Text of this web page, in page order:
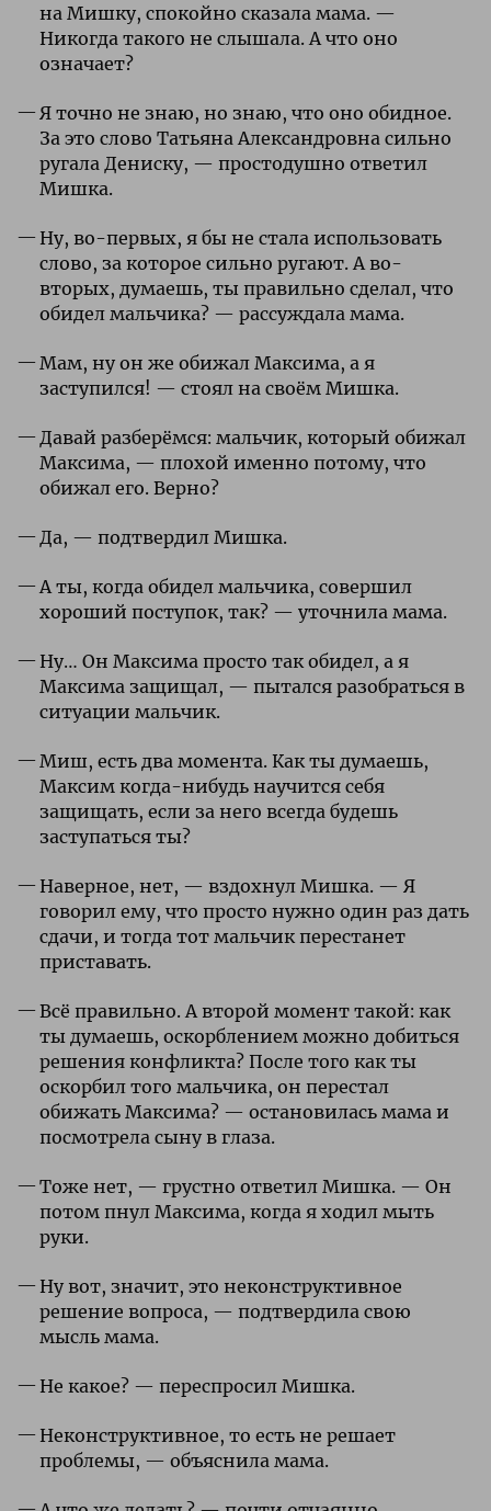
на Мишку, спокойно сказала мама. —
Никогда такого не слышала. А что оно
означает?
Я точно не знаю, но знаю, что оно обидное.
За это слово Татьяна Александровна сильно
ругала Дениску, — простодушно ответил
Мишка.
Ну, во-первых, я бы не стала использовать
слово, за которое сильно ругают. А во-
вторых, думаешь, ты правильно сделал, что
обидел мальчика? — рассуждала мама.
Мам, ну он же обижал Максима, а я
заступился! — стоял на своём Мишка.
Давай разберёмся: мальчик, который обижал
Максима, — плохой именно потому, что
обижал его. Верно?
Да, — подтвердил Мишка.
А ты, когда обидел мальчика, совершил
хороший поступок, так? — уточнила мама.
Ну… Он Максима просто так обидел, а я
Максима защищал, — пытался разобраться в
ситуации мальчик.
Миш, есть два момента. Как ты думаешь,
Максим когда-нибудь научится себя
защищать, если за него всегда будешь
заступаться ты?
Наверное, нет, — вздохнул Мишка. — Я
говорил ему, что просто нужно один раз дать
сдачи, и тогда тот мальчик перестанет
приставать.
Всё правильно. А второй момент такой: как
ты думаешь, оскорблением можно добиться
решения конфликта? После того как ты
оскорбил того мальчика, он перестал
обижать Максима? — остановилась мама и
посмотрела сыну в глаза.
Тоже нет, — грустно ответил Мишка. — Он
потом пнул Максима, когда я ходил мыть
руки.
Ну вот, значит, это неконструктивное
решение вопроса, — подтвердила свою
мысль мама.
Не какое? — переспросил Мишка.
Неконструктивное, то есть не решает
проблемы, — объяснила мама.